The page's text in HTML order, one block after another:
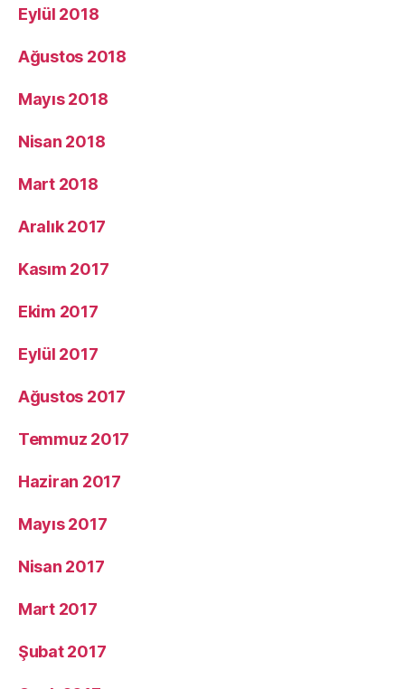
Eylül 2018
Ağustos 2018
Mayıs 2018
Nisan 2018
Mart 2018
Aralık 2017
Kasım 2017
Ekim 2017
Eylül 2017
Ağustos 2017
Temmuz 2017
Haziran 2017
Mayıs 2017
Nisan 2017
Mart 2017
Şubat 2017